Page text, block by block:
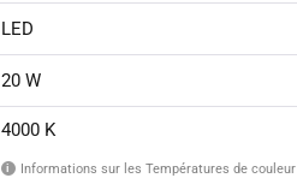
LED
20 W
4000 K
i Informations sur les Températures de couleur